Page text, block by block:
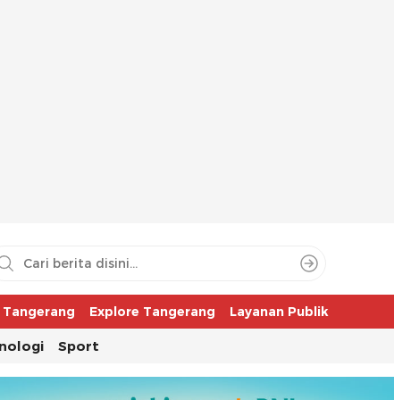
Explore Tangerang Layanan Publik
Sport